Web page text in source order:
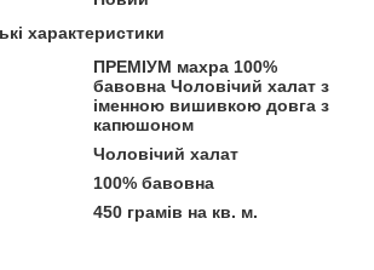
характеристики
ПРЕМІУМ махра 100%
бавовна Чоловічий халат з
іменною вишивкою довга з
капюшоном
Чоловічий халат
100% бавовна
450 грамів на кв. м.